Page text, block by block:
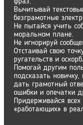
Вычитывай
безграмотные
Не пытайся учить
моральном плане.
Не игнорируй
Отстаивай свою
ругательств и
Помогай другим
подсказать
дать грамотный
ошибки и опечатки
Придерживайся
«работающих» в